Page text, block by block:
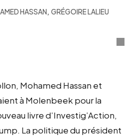
HASSAN, GRÉGOIRE LALIEU
Mohamed Hassan et
à Molenbeek pour la
livre d’Investig’Action,
La politique du président